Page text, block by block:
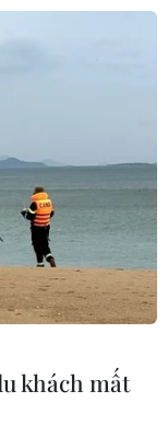
khách mất